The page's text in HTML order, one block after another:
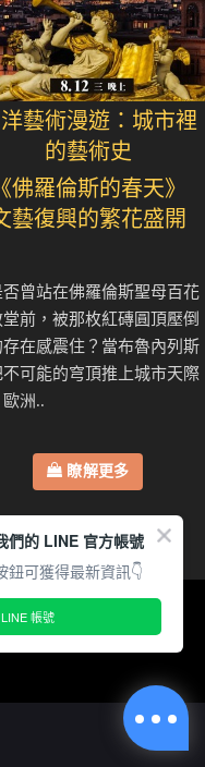
藝術漫遊：城市裡
的藝術史
《佛羅倫斯的春天》
藝復興的繁花盛開
否曾站在佛羅倫斯聖母百花
堂前，被那枚紅磚圓頂壓倒
存在感震住？當布魯內列斯
不可能的穹頂推上城市天際
洲..
瞭解更多
們的 LINE 官方帳號
鈕可獲得最新資訊👇
帳號